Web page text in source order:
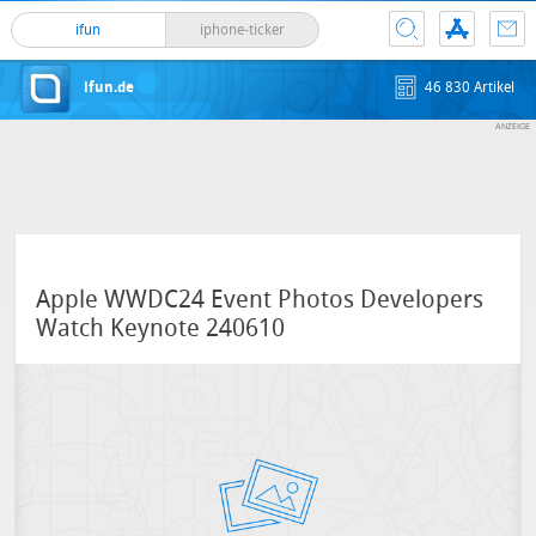
ifun iphone-ticker
ifun.de 46 830 Artikel
Apple WWDC24 Event Photos Developers
Watch Keynote 240610